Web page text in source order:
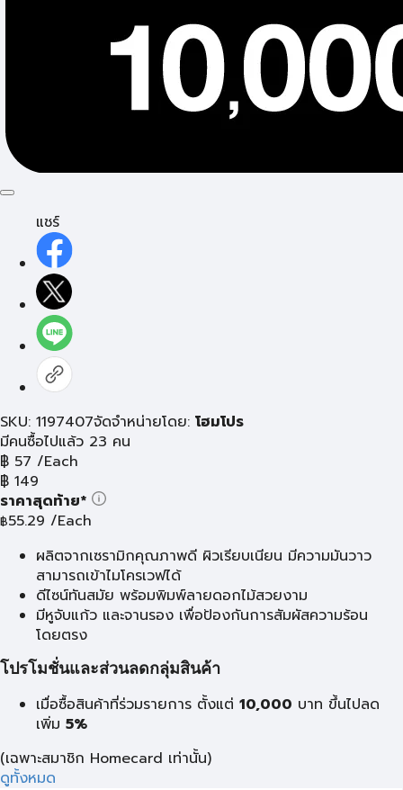
แชร์
SKU: 1197407จัดจำหน่ายโดย: โฮมโปร
มีคนซื้อไปแล้ว 23 คน
฿ 57 /Each
฿ 149
ราคาสุดท้าย*
฿55.29 /Each
ผลิตจากเซรามิกคุณภาพดี ผิวเรียบเนียน มีความมันวาว
สามารถเข้าไมโครเวฟได้
ดีไซน์ทันสมัย พร้อมพิมพ์ลายดอกไม้สวยงาม
มีหูจับแก้ว และจานรอง เพื่อป้องกันการสัมผัสความร้อน
โดยตรง
โปรโมชั่นและส่วนลดกลุ่มสินค้า
เมื่อซื้อสินค้าที่ร่วมรายการ ตั้งแต่ 10,000 บาท ขึ้นไปลด
เพิ่ม 5%
(เฉพาะสมาชิก Homecard เท่านั้น)
ดูทั้งหมด